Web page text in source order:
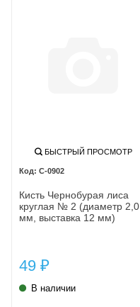
БЫСТРЫЙ ПРОСМОТР
C-0902
Кисть Чернобурая лиса
круглая № 2 (диаметр 2,0
мм, выставка 12 мм)
49 ₽
В наличии